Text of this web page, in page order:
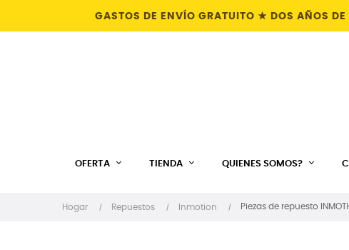
GASTOS DE ENVÍO GRATUITO ★ DOS AÑOS
OFERTA TIENDA QUIENES SOMOS?
Hogar Repuestos Inmotion Piezas de repuesto